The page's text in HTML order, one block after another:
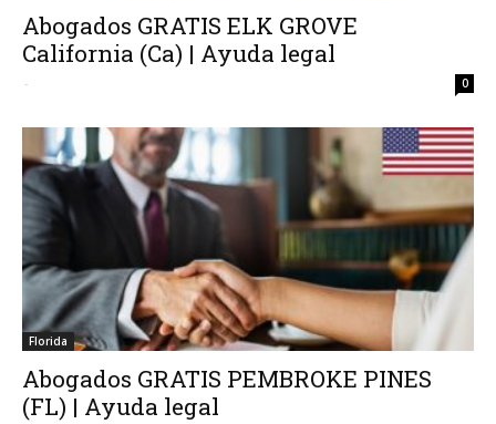
Abogados GRATIS ELK GROVE
California (Ca) | Ayuda legal
- 0
Florida
Abogados GRATIS PEMBROKE PINES
(FL) | Ayuda legal